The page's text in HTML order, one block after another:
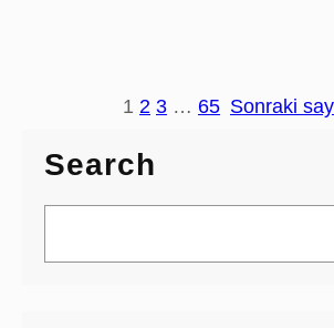
v
n
t
b
1 2 3 … 65 Sonraki
Search
a